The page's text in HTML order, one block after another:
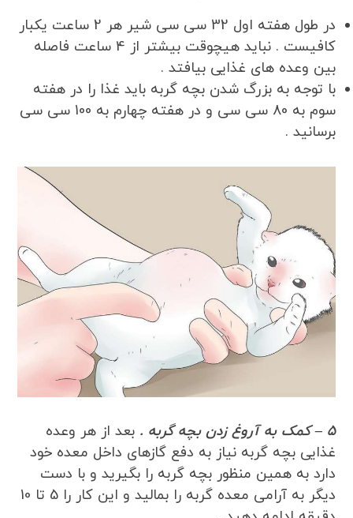
در طول هفته اول 32 سی سی شیر هر 2 ساعت یکبار
کافیست . نباید هیچوقت بیشتر از 4 ساعت فاصله
بین وعده های غذایی بیافتد .
با توجه به بزرگ شدن بچه گربه باید غذا را در هفته
سوم به 80 سی سی و در هفته چهارم به 100 سی سی
برسانید .
5 – کمک به آروغ زدن بچه گربه .
بعد از هر وعده
غذایی بچه گربه نیاز به دفع گازهای داخل معده خود
دارد به همین منظور بچه گربه را بگیرید و با دست
دیگر به آرامی معده گربه را بمالید و این کار را 5 تا 10